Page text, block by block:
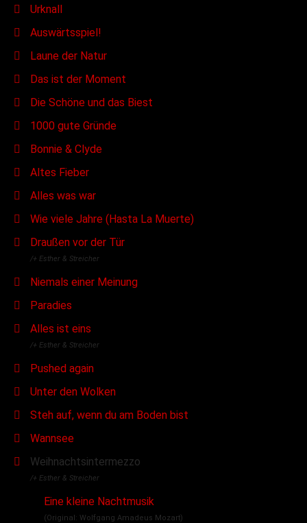
Urknall
Auswärtsspiel!
Laune der Natur
Das ist der Moment
Die Schöne und das Biest
1000 gute Gründe
Bonnie & Clyde
Altes Fieber
Alles was war
Wie viele Jahre (Hasta La Muerte)
Draußen vor der Tür
/+ Esther & Streicher
Niemals einer Meinung
Paradies
Alles ist eins
/+ Esther & Streicher
Pushed again
Unter den Wolken
Steh auf, wenn du am Boden bist
Wannsee
Weihnachtsintermezzo
/+ Esther & Streicher
Eine kleine Nachtmusik
(Original: Wolfgang Amadeus Mozart)